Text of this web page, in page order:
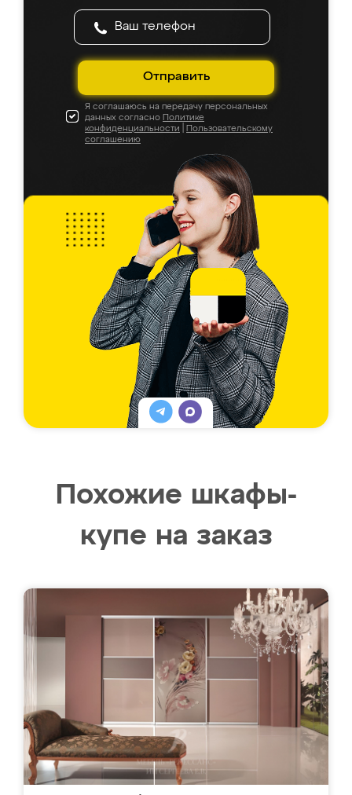
Отправить
Я соглашаюсь на передачу персональных
данных согласно Политике
конфиденциальности
Пользовательскому
соглашению
Похожие шкафы-
купе на заказ